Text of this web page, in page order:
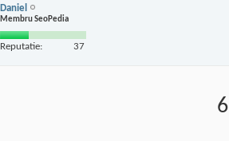
Daniel
Membru SeoPedia
Reputatie: 37